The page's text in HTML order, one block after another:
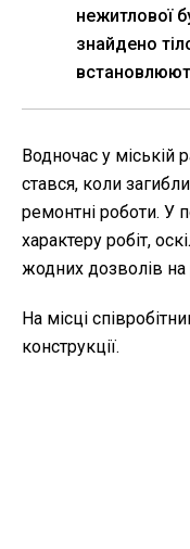
нежитлової
знайдено
Водночас у міській
стався, коли
ремонтні роботи. У
характеру робіт,
жодних дозволів на
На місці
конструкції.